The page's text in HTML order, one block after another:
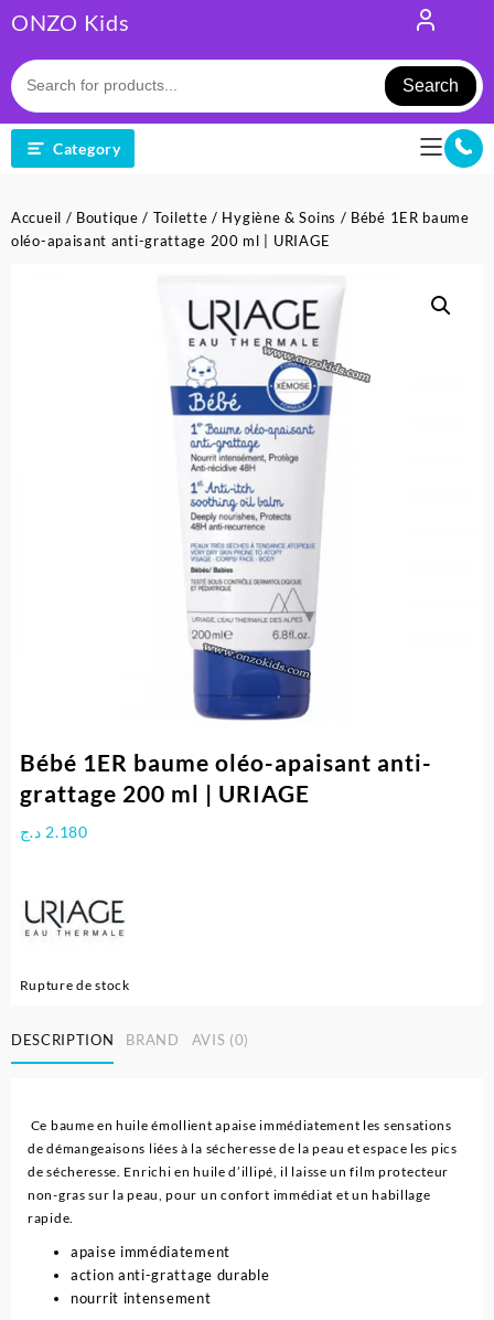
to
content
ONZO Kids
Search
Category
Accueil / Boutique / Toilette / Hygiène & Soins / Bébé 1ER baume
oléo-apaisant anti-grattage 200 ml | URIAGE
Bébé 1ER baume oléo-apaisant anti-
grattage 200 ml | URIAGE
2.180 د.ج
Rupture de stock
DESCRIPTION BRAND AVIS (0)
Ce baume en huile émollient apaise immédiatement les sensations
de démangeaisons liées à la sécheresse de la peau et espace les pics
de sécheresse. Enrichi en huile d’illipé, il laisse un film protecteur
non-gras sur la peau, pour un confort immédiat et un habillage
rapide.
apaise immédiatement
action anti-grattage durable
nourrit intensement